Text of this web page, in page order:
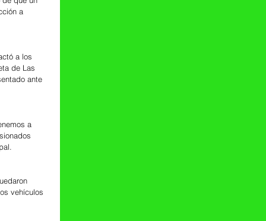
a
a los
de Las
ante
a
vehículos